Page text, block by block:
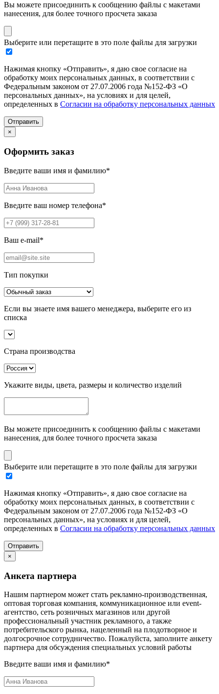
Вы можете присоединить к сообщению файлы с макетами
нанесения, для более точного просчета заказа
Выберите или перетащите в это поле файлы для загрузки
Нажимая кнопку «Отправить», я даю свое согласие на
обработку моих персональных данных, в соответствии с
Федеральным законом от 27.07.2006 года №152-ФЗ «О
персональных данных», на условиях и для целей,
определенных в Согласии на обработку персональных данных
Отправить
×
Оформить заказ
Введите ваши имя и фамилию*
Введите ваш номер телефона*
Ваш e-mail*
Тип покупки
Если вы знаете имя вашего менеджера, выберите его из
списка
Страна производства
Укажите виды, цвета, размеры и количество изделий
Вы можете присоединить к сообщению файлы с макетами
нанесения, для более точного просчета заказа
Выберите или перетащите в это поле файлы для загрузки
Нажимая кнопку «Отправить», я даю свое согласие на
обработку моих персональных данных, в соответствии с
Федеральным законом от 27.07.2006 года №152-ФЗ «О
персональных данных», на условиях и для целей,
определенных в Согласии на обработку персональных данных
Отправить
×
Анкета партнера
Нашим партнером может стать рекламно-производственная,
оптовая торговая компания, коммуникационное или event-
агентство, сеть розничных магазинов или другой
профессиональный участник рекламного, а также
потребительского рынка, нацеленный на плодотворное и
долгосрочное сотрудничество. Пожалуйста, заполните анкету
партнера для обсуждения специальных условий работы
Введите ваши имя и фамилию*